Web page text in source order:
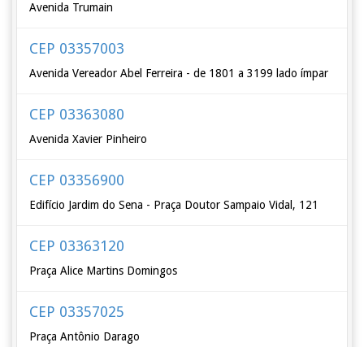
Avenida Trumain
CEP 03357003
Avenida Vereador Abel Ferreira - de 1801 a 3199 lado ímpar
CEP 03363080
Avenida Xavier Pinheiro
CEP 03356900
Edifício Jardim do Sena - Praça Doutor Sampaio Vidal, 121
CEP 03363120
Praça Alice Martins Domingos
CEP 03357025
Praça Antônio Darago